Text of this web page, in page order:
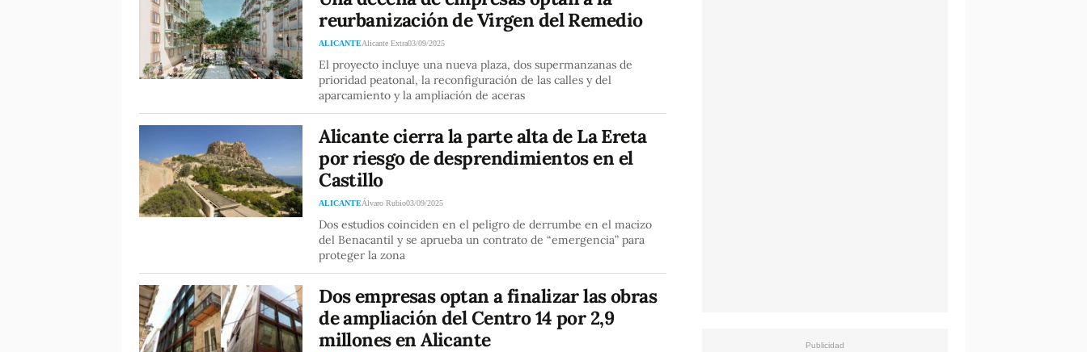
reurbanización de Virgen del Remedio
ALICANTEAlicante Extra03/09/2025
El proyecto incluye una nueva plaza, dos supermanzanas de
prioridad peatonal, la reconfiguración de las calles y del
aparcamiento y la ampliación de aceras
Alicante cierra la parte alta de La Ereta
por riesgo de desprendimientos en el
Castillo
ALICANTEÁlvaro Rubio03/09/2025
Dos estudios coinciden en el peligro de derrumbe en el macizo
del Benacantil y se aprueba un contrato de “emergencia” para
proteger la zona
Dos empresas optan a finalizar las obras
de ampliación del Centro 14 por 2,9
millones en Alicante